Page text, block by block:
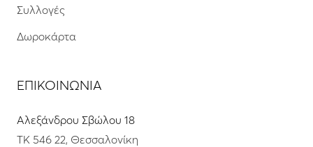
Συλλογές
Δωροκάρτα
ΕΠΙΚΟΙΝΩΝΙΑ
Αλεξάνδρου Σβώλου 18
ΤΚ 546 22, Θεσσαλονίκη